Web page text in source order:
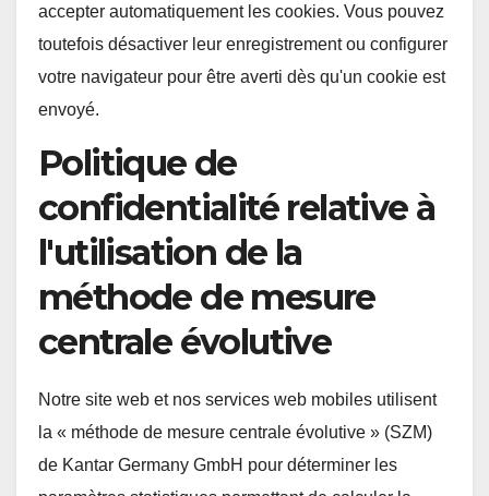
accepter automatiquement les cookies. Vous pouvez
toutefois désactiver leur enregistrement ou configurer
votre navigateur pour être averti dès qu'un cookie est
envoyé.
Politique de
confidentialité relative à
l'utilisation de la
méthode de mesure
centrale évolutive
Notre site web et nos services web mobiles utilisent
la « méthode de mesure centrale évolutive » (SZM)
de Kantar Germany GmbH pour déterminer les